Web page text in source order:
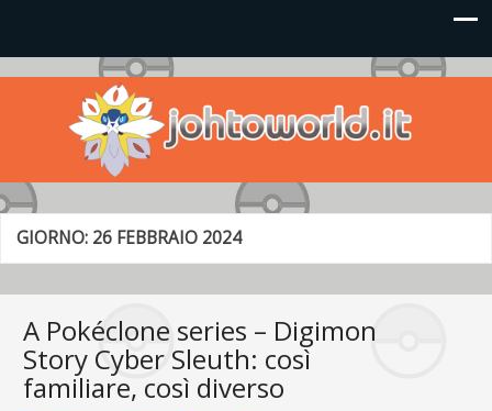
Johto World
Le novità più frizzanti dall'universo Pokémon e Nintendo
GIORNO: 26 FEBBRAIO 2024
A Pokéclone series – Digimon
Story Cyber Sleuth: così
familiare, così diverso